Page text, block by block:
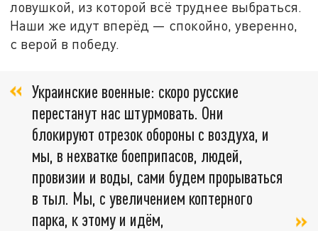
ловушкой, из которой всё труднее выбраться.
Наши же идут вперёд — спокойно, уверенно,
с верой в победу.
Украинские военные: скоро русские
перестанут нас штурмовать. Они
блокируют отрезок обороны с воздуха, и
мы, в нехватке боеприпасов, людей,
провизии и воды, сами будем прорываться
в тыл. Мы, с увеличением коптерного
парка, к этому и идём,